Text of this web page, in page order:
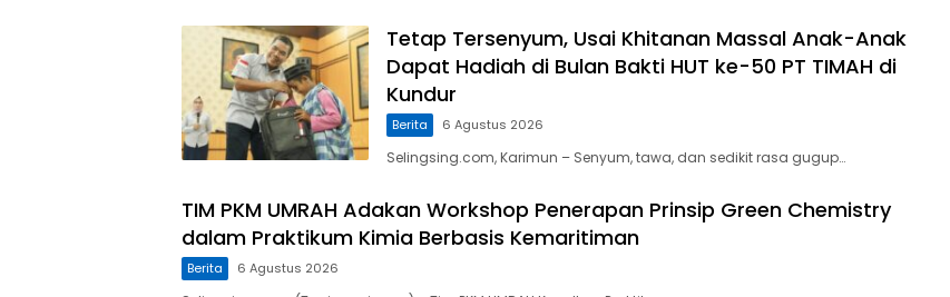
Tetap Tersenyum, Usai Khitanan Massal Anak-Anak
Dapat Hadiah di Bulan Bakti HUT ke-50 PT TIMAH di
Kundur
Berita 6 Agustus 2026
Selingsing.com, Karimun – Senyum, tawa, dan sedikit rasa gugup…
TIM PKM UMRAH Adakan Workshop Penerapan Prinsip Green Chemistry
dalam Praktikum Kimia Berbasis Kemaritiman
Berita 6 Agustus 2026